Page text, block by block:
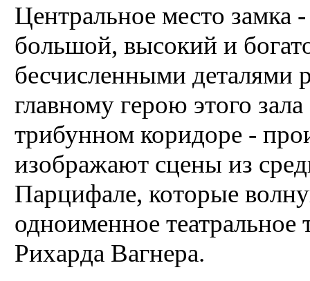
Центральное место замка
большой, высокий и
бесчисленными деталями
главному герою этого
трибунном коридоре -
изображают сцены из
Парцифале, которые
одноименное театральное
Рихарда Вагнера.